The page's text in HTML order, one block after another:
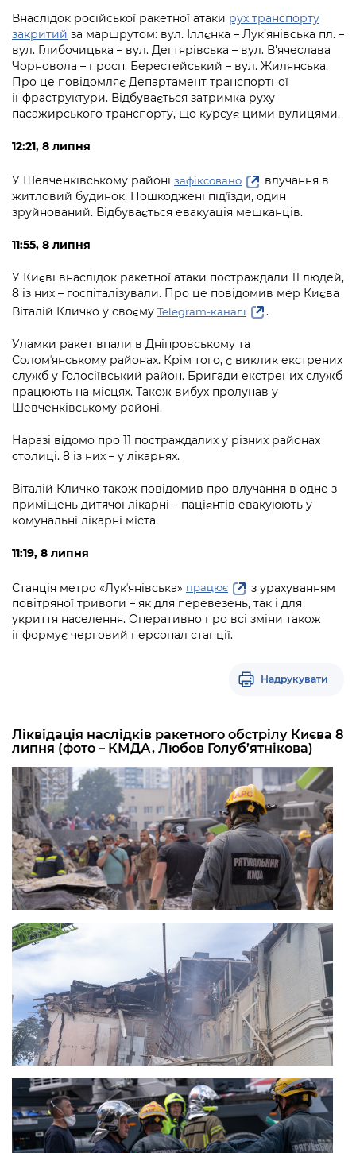
Внаслідок російської ракетної атаки рух транспорту
закритий за маршрутом: вул. Іллєнка – Лук’янівська пл. –
вул. Глибочицька – вул. Дегтярівська – вул. В'ячеслава
Чорновола – просп. Берестейський – вул. Жилянська.
Про це повідомляє Департамент транспортної
інфраструктури. Відбувається затримка руху
пасажирського транспорту, що курсує цими вулицями.
12:21, 8 липня
У Шевченківському районі зафіксовано
влучання в
житловий будинок, Пошкоджені підʼїзди, один
зруйнований. Відбувається евакуація мешканців.
11:55, 8 липня
У Києві внаслідок ракетної атаки постраждали 11 людей,
8 із них – госпіталізували. Про це повідомив мер Києва
Віталій Кличко у своєму Telegram-каналі .
Уламки ракет впали в Дніпровському та
Соломʼянському районах. Крім того, є виклик екстрених
служб у Голосіївський район. Бригади екстрених служб
працюють на місцях. Також вибух пролунав у
Шевченківському районі.
Наразі відомо про 11 постраждалих у різних районах
столиці. 8 із них – у лікарнях.
Віталій Кличко також повідомив про влучання в одне з
приміщень дитячої лікарні – пацієнтів евакуюють у
комунальні лікарні міста.
11:19, 8 липня
Станція метро «Лукʼянівська» працює
з урахуванням
повітряної тривоги – як для перевезень, так і для
укриття населення. Оперативно про всі зміни також
інформує черговий персонал станції.
Надрукувати
Ліквідація наслідків ракетного обстрілу Києва 8
липня (фото – КМДА, Любов Голуб’ятнікова)